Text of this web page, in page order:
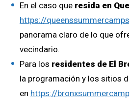
En el caso que resida en
https://
panorama claro de lo que
vecindario.
Para los residentes de El
la programación y los sitios
en https://